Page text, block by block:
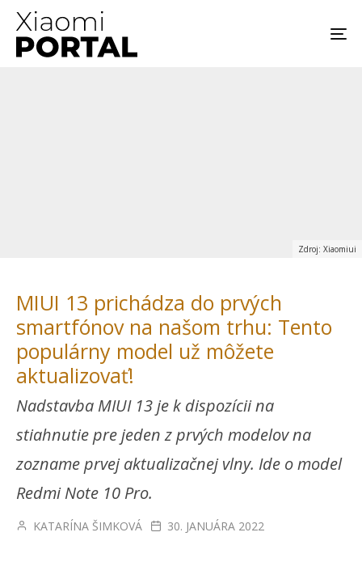
Zdroj: Xiaomiui
MIUI 13 prichádza do prvých
smartfónov na našom trhu: Tento
populárny model už môžete
aktualizovať!
Nadstavba MIUI 13 je k dispozícii na
stiahnutie pre jeden z prvých modelov na
zozname prvej aktualizačnej vlny. Ide o model
Redmi Note 10 Pro.
KATARÍNA ŠIMKOVÁ 30. JANUÁRA 2022